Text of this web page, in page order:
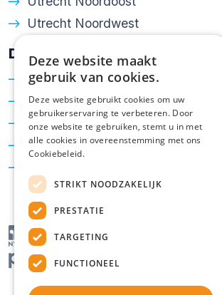
Utrecht Noordwest
Diensten
Verkoop
Aankoop
Taxatie
Hypotheken
Deze website maakt
gebruik van cookies.
Deze website gebruikt cookies om uw
gebruikerservaring te verbeteren. Door
onze website te gebruiken, stemt u in met
alle cookies in overeenstemming met ons
Cookiebeleid.
STRIKT NOODZAKELIJK
PRESTATIE
TARGETING
FUNCTIONEEL